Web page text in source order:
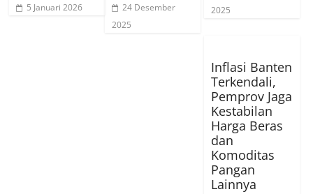
5 Januari 2026
24 Desember
2025
2025
Inflasi Banten
Terkendali,
Pemprov Jaga
Kestabilan
Harga Beras
dan
Komoditas
Pangan
Lainnya